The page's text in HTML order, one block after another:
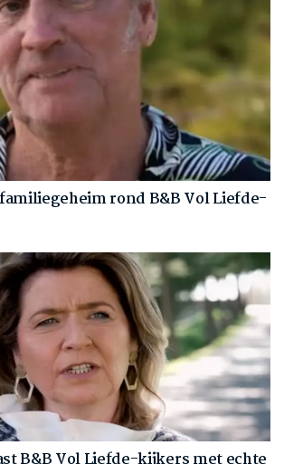
rond B&B Vol Liefde-